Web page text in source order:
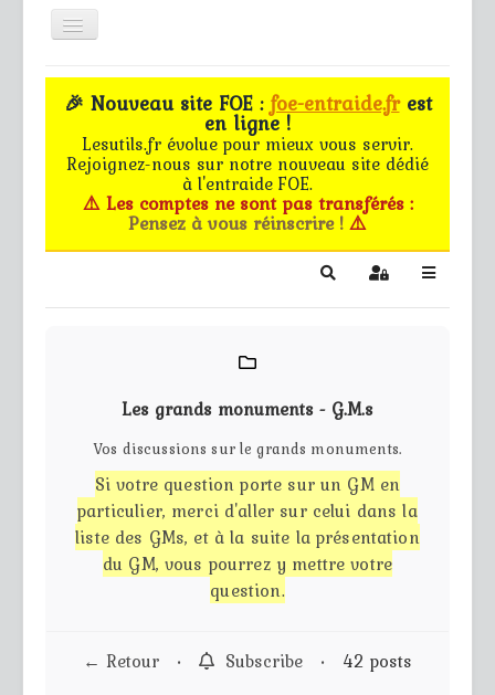
Toggle
Navigation
≡
Accueil
Le forum
Les G.M.s
Partie privée
Règles
Contact
🎉 Nouveau site FOE :foe-entraide.frest
en ligne !
Lesutils.fr évolue pour mieux vous servir.
Rejoignez-nous sur notre nouveau site dédié
à l'entraide FOE.
⚠️ Les comptes ne sont pas transférés :
Pensez à vous réinscrire !⚠️
SearchSign In
Les grands monuments - G.M.s
Vos discussions sur le grands monuments.
Si votre question porte sur un GM en
particulier, merci d'aller sur celui dans la
liste des GMs, et à la suite la présentation
du GM, vous pourrez y mettre votre
question.
← Retour • Subscribe • 42 posts